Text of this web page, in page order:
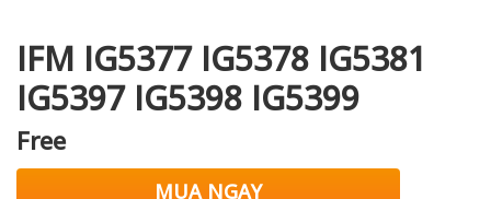
IFM IG5377 IG5378 IG5381
IG5397 IG5398 IG5399
Free
MUA NGAY